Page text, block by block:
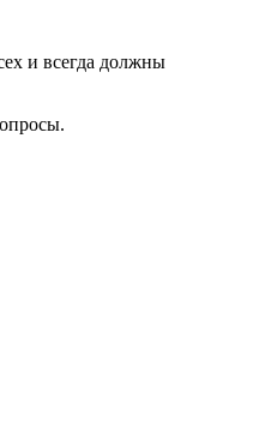
и всегда должны